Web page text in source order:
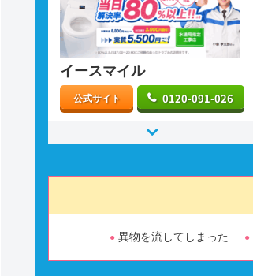
イースマイル
公式サイト 0120-091-026
異物を流してしまった